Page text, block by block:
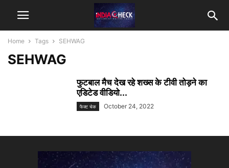
Home Tags SEHWAG
SEHWAG
फुटबाल मैच देख रहे शख्स के टीवी तोड़ने का
एडिटेड वीडियो...
फैक्ट चेक October 24, 2022